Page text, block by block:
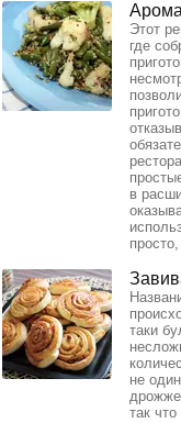
Этот
где
в
таки
не
так